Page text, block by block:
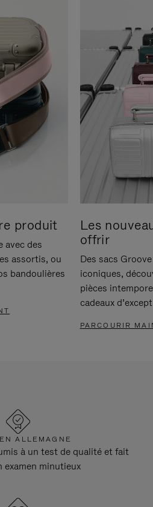
produit
avec des
assortis, ou
bandoulières
Les
offrir
Des sacs
iconiques,
pièces
cadeaux
PARCOURIR
ALLEMAGNE
à un test de qualité et fait
examen minutieux